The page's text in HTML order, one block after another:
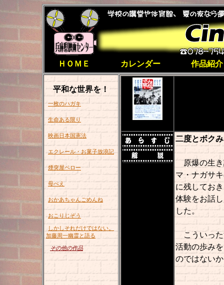
ＨＯＭＥ カレンダー 作品紹介
平和な世界を！
一枚のハガキ
生命ある限り
映画日本国憲法
エクレール・お菓子放浪記
煙突屋ペロー
母べえ
おかあちゃんごめんね
おこりじぞう
しかしそれだけではない。
加藤周一幽霊と語る
その他の作品
二度とボク
原爆の生き
マ・ナガサ
に残してお
体験をお話
した。
こういった
活動の歩み
のではない